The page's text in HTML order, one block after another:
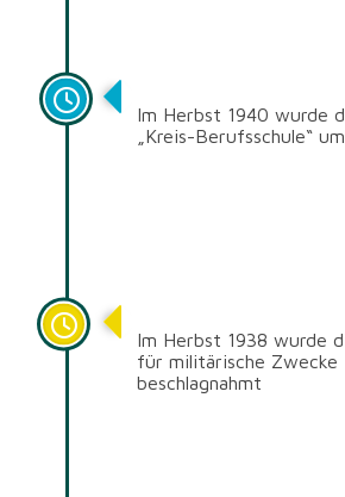
Im Herbst 1940 wurde
„Kreis-Berufsschule“
Im Herbst 1938 wurde
fürmilitärische Zwecke
beschlagnahmt